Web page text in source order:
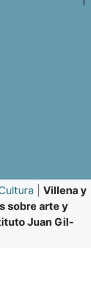
Villena y
sobre arte y
Juan Gil-